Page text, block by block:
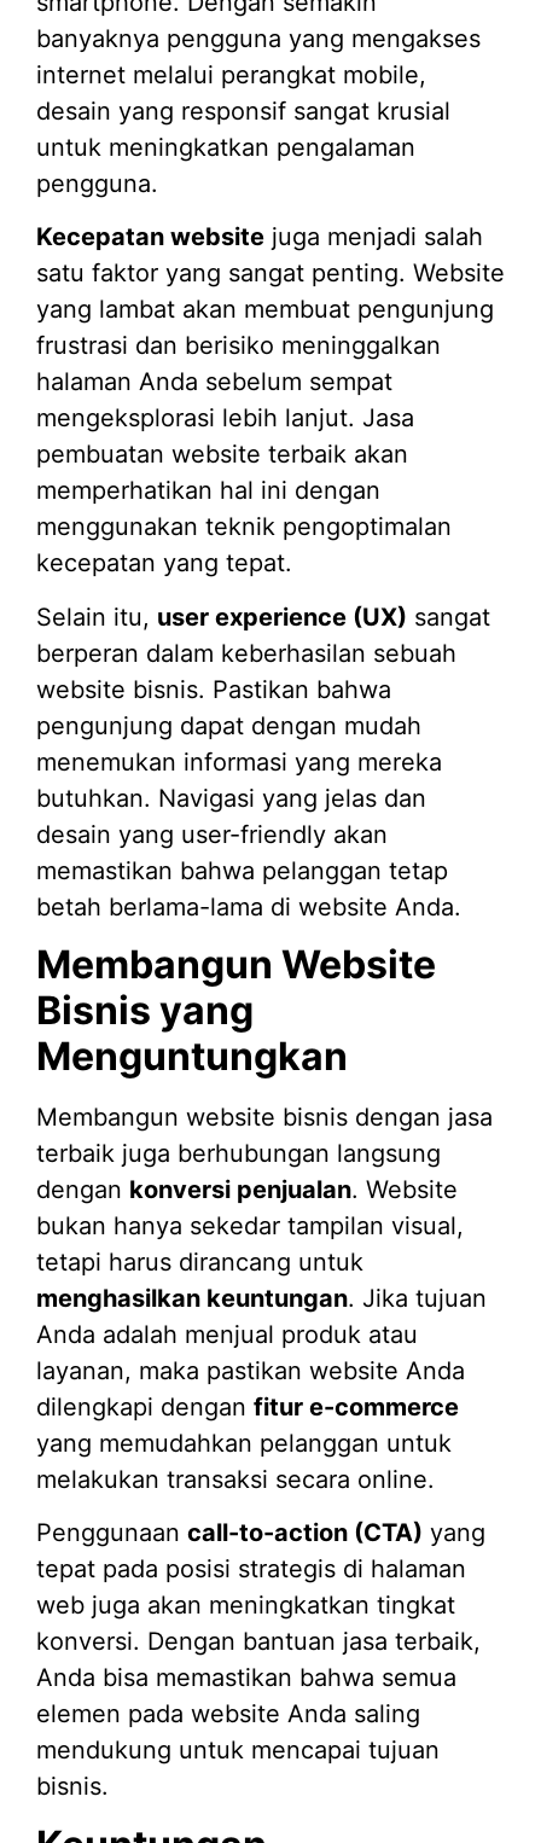
banyaknya pengguna yang mengakses
internet melalui perangkat mobile,
desain yang responsif sangat krusial
untuk meningkatkan pengalaman
pengguna.
Kecepatan website juga menjadi salah
satu faktor yang sangat penting. Website
yang lambat akan membuat pengunjung
frustrasi dan berisiko meninggalkan
halaman Anda sebelum sempat
mengeksplorasi lebih lanjut. Jasa
pembuatan website terbaik akan
memperhatikan hal ini dengan
menggunakan teknik pengoptimalan
kecepatan yang tepat.
Selain itu, user experience (UX) sangat
berperan dalam keberhasilan sebuah
website bisnis. Pastikan bahwa
pengunjung dapat dengan mudah
menemukan informasi yang mereka
butuhkan. Navigasi yang jelas dan
desain yang user-friendly akan
memastikan bahwa pelanggan tetap
betah berlama-lama di website Anda.
Membangun Website
Bisnis yang
Menguntungkan
Membangun website bisnis dengan jasa
terbaik juga berhubungan langsung
dengan konversi penjualan. Website
bukan hanya sekedar tampilan visual,
tetapi harus dirancang untuk
menghasilkan keuntungan. Jika tujuan
Anda adalah menjual produk atau
layanan, maka pastikan website Anda
dilengkapi dengan fitur e-commerce
yang memudahkan pelanggan untuk
melakukan transaksi secara online.
Penggunaan call-to-action (CTA) yang
tepat pada posisi strategis di halaman
web juga akan meningkatkan tingkat
konversi. Dengan bantuan jasa terbaik,
Anda bisa memastikan bahwa semua
elemen pada website Anda saling
mendukung untuk mencapai tujuan
bisnis.